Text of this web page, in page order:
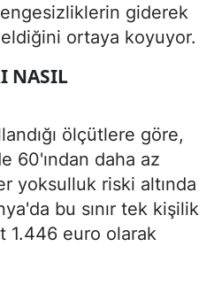
giderek
ortaya koyuyor.
NASIL
ölçütlere göre,
60'ından daha az
yoksulluk riski altında
bu sınır tek kişilik
1.446 euro olarak